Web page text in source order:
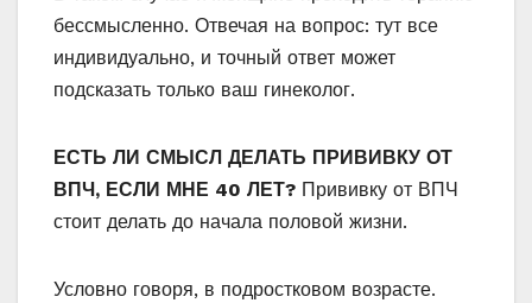
бессмысленно. Отвечая на вопрос: тут все
индивидуально, и точный ответ может
подсказать только ваш гинеколог.
ЕСТЬ ЛИ СМЫСЛ ДЕЛАТЬ ПРИВИВКУ ОТ
ВПЧ, ЕСЛИ МНЕ 40 ЛЕТ? Прививку от ВПЧ
стоит делать до начала половой жизни.
Условно говоря, в подростковом возрасте.